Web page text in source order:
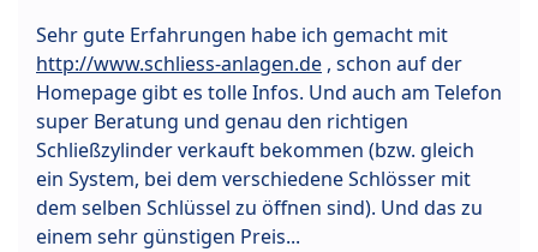
Sehr gute Erfahrungen habe ich gemacht mit
http://www.schliess-anlagen.de , schon auf der
Homepage gibt es tolle Infos. Und auch am Telefon
super Beratung und genau den richtigen
Schließzylinder verkauft bekommen (bzw. gleich
ein System, bei dem verschiedene Schlösser mit
dem selben Schlüssel zu öffnen sind). Und das zu
einem sehr günstigen Preis...